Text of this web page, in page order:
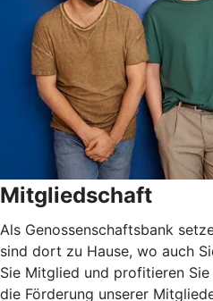
Mitgliedschaft
Als Genossenschaftsbank
sind dort zu Hause, wo auch
Sie Mitglied und profitieren
die Förderung unserer